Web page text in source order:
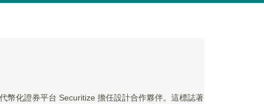
幣化證券平台 Securitize 擔任設計合作夥伴。這標誌著